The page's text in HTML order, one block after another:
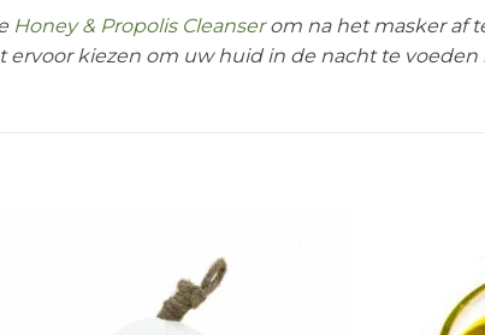
Honey & Propolis Cleanserom na het masker af
ervoor kiezen om uw huid in de nacht te